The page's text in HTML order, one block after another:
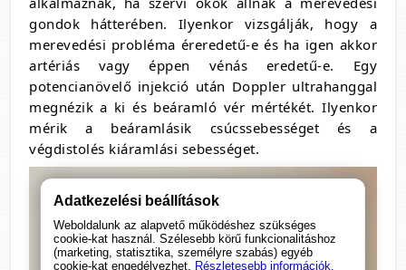
gondok hátterében. Ilyenkor vizsgálják, hogy a
merevedési probléma éreredetű-e és ha igen akkor
artériás vagy éppen vénás eredetű-e. Egy
potencianövelő injekció után Doppler ultrahanggal
megnézik a ki és beáramló vér mértékét. Ilyenkor
mérik a beáramlásik csúcssebességet és a
végdistolés kiáramlási sebességet.
Adatkezelési beállítások
Weboldalunk az alapvető működéshez szükséges
cookie-kat használ. Szélesebb körű funkcionalitáshoz
(marketing, statisztika, személyre szabás) egyéb
cookie-kat engedélyezhet. Részletesebb információk.